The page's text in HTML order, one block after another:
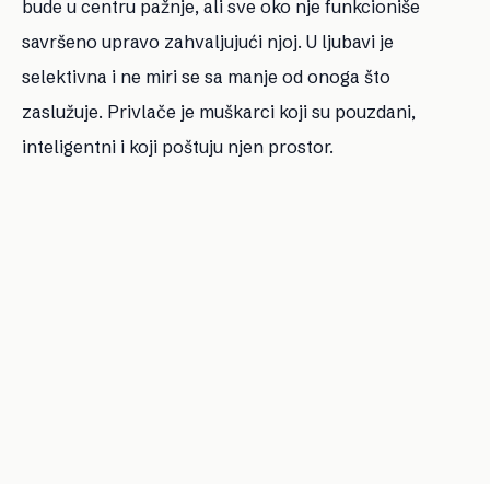
bude u centru pažnje, ali sve oko nje funkcioniše
savršeno upravo zahvaljujući njoj. U ljubavi je
selektivna i ne miri se sa manje od onoga što
zaslužuje. Privlače je muškarci koji su pouzdani,
inteligentni i koji poštuju njen prostor.